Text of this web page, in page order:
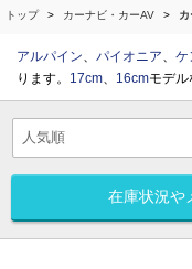
トップ カーナビ・カーAV
アルパイン、 パイオニア、 ケ
ります。 17cm、 16cmモデル
在庫状況や